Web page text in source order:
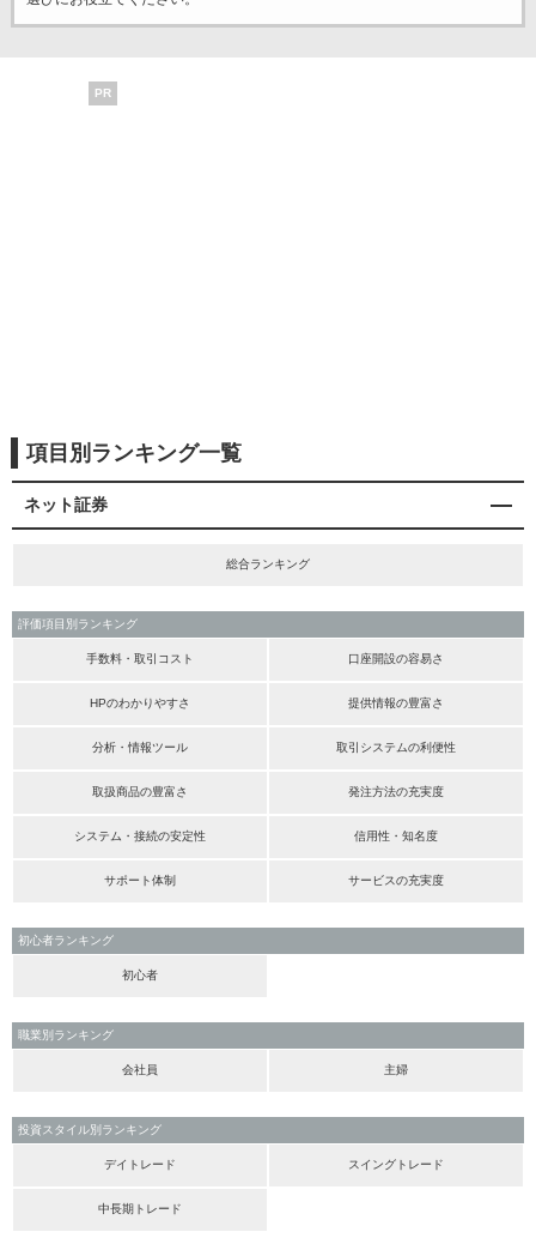
PR
項目別ランキング一覧
ネット証券
総合ランキング
評価項目別ランキング
手数料・取引コスト 口座開設の容易さ
HPのわかりやすさ 提供情報の豊富さ
分析・情報ツール 取引システムの利便性
取扱商品の豊富さ 発注方法の充実度
システム・接続の安定性 信用性・知名度
サポート体制 サービスの充実度
初心者ランキング
初心者
職業別ランキング
会社員 主婦
投資スタイル別ランキング
デイトレード スイングトレード
中長期トレード